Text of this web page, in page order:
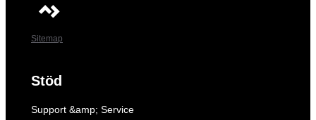
Sitemap
Stöd
Support &amp; Service